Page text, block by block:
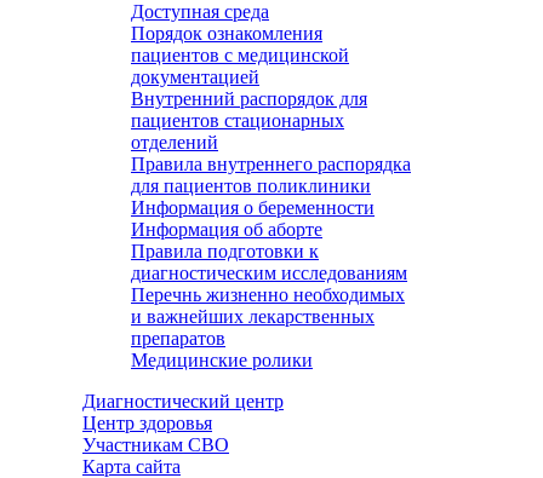
Доступная среда
Порядок ознакомления
пациентов с медицинской
документацией
Внутренний распорядок для
пациентов стационарных
отделений
Правила внутреннего распорядка
для пациентов поликлиники
Информация о беременности
Информация об аборте
Правила подготовки к
диагностическим исследованиям
Перечнь жизненно необходимых
и важнейших лекарственных
препаратов
Медицинские ролики
Диагностический центр
Центр здоровья
Участникам СВО
Карта сайта